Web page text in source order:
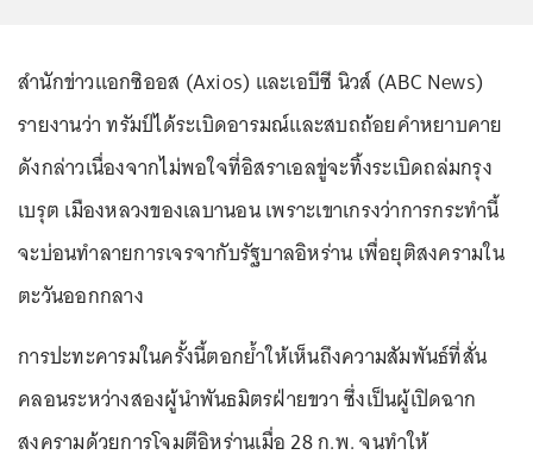
สำนักข่าวแอกซิออส (Axios) และเอบีซี นิวส์ (ABC News)
รายงานว่า ทรัมป์ได้ระเบิดอารมณ์และสบถถ้อยคำหยาบคาย
ดังกล่าวเนื่องจากไม่พอใจที่อิสราเอลขู่จะทิ้งระเบิดถล่มกรุง
เบรุต เมืองหลวงของเลบานอน เพราะเขาเกรงว่าการกระทำนี้
จะบ่อนทำลายการเจรจากับรัฐบาลอิหร่าน เพื่อยุติสงครามใน
ตะวันออกกลาง
การปะทะคารมในครั้งนี้ตอกย้ำให้เห็นถึงความสัมพันธ์ที่สั่น
คลอนระหว่างสองผู้นำพันธมิตรฝ่ายขวา ซึ่งเป็นผู้เปิดฉาก
สงครามด้วยการโจมตีอิหร่านเมื่อ 28 ก.พ. จนทำให้